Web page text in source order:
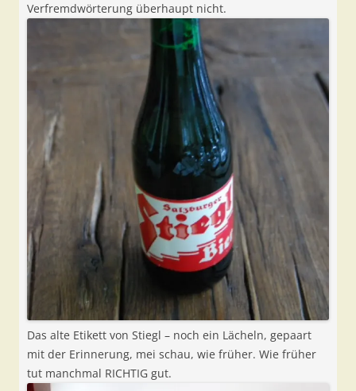
Verfremdwörterung überhaupt nicht.
Das alte Etikett von Stiegl – noch ein Lächeln, gepaart
mit der Erinnerung, mei schau, wie früher. Wie früher
tut manchmal RICHTIG gut.